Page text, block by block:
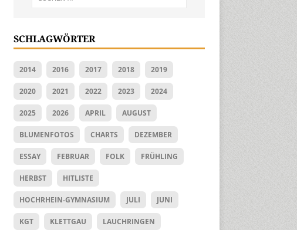
SCHLAGWÖRTER
2014 2016 2017 2018 2019
2020 2021 2022 2023 2024
2025 2026 APRIL AUGUST
BLUMENFOTOS CHARTS DEZEMBER
ESSAY FEBRUAR FOLK FRÜHLING
HERBST HITLISTE
HOCHRHEIN-GYMNASIUM JULI JUNI
KGT KLETTGAU LAUCHRINGEN